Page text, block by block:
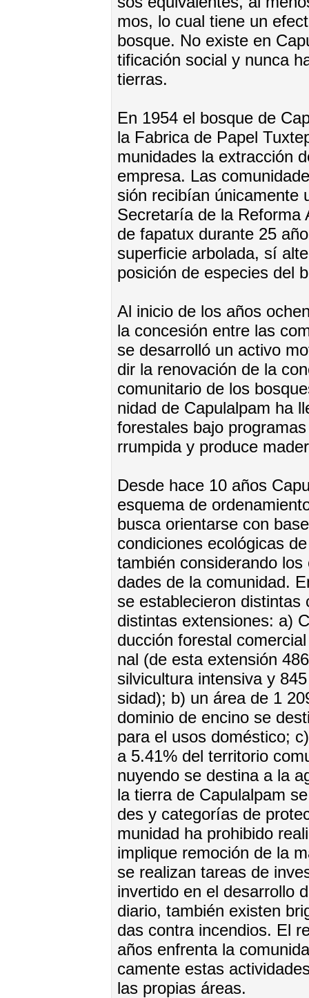
mos, lo cual tie­ne un
bos­que. No exis­te en
ti­fi­ca­ción so­cial y nun­ca
tie­rras.
En 1954 el bos­que de
la Fa­bri­ca de Pa­pel
mu­ni­da­des la ex­trac­ción
em­pre­sa. Las
sión re­ci­bían úni­ca­men­te
Se­cre­ta­ría de la Re­for­ma
de fa­pa­tux du­ran­te 25
su­per­fi­cie ar­bo­la­da, sí
po­si­ción de es­pe­cies del
Al ini­cio de los años
la con­ce­sión en­tre las
se de­sa­rro­lló un ac­ti­vo
dir la re­no­va­ción de la
co­mu­ni­ta­rio de los
ni­dad de Ca­pu­lal­pam ha
fo­res­ta­les ba­jo
rrum­pi­da y pro­du­ce
Des­de ha­ce 10 años
es­que­ma de
bus­ca orien­tar­se con
con­di­cio­nes eco­ló­gicas
tam­bién con­si­de­ran­do
da­des de la co­mu­ni­dad.
se es­ta­ble­cie­ron
dis­tin­tas ex­ten­sio­nes: a)
duc­ción fo­res­tal
nal (de es­ta ex­ten­sión
sil­vi­cul­tu­ra in­ten­si­va y
si­dad); b) un área de 1
do­mi­nio de en­ci­no se
pa­ra el usos do­més­ti­co;
a 5.41% del te­rri­to­rio
nu­yen­do se des­ti­na a la
la tie­rra de Ca­pu­lal­pam
des y ca­te­go­rías de
mu­ni­dad ha pro­hi­bi­do
im­pli­que re­mo­ción de la
se rea­li­zan ta­reas de
in­ver­ti­do en el de­sa­rro­llo
dia­rio, tam­bién exis­ten
das con­tra in­cen­dios. El
años en­fren­ta la
ca­men­te es­tas
las pro­pias áreas.